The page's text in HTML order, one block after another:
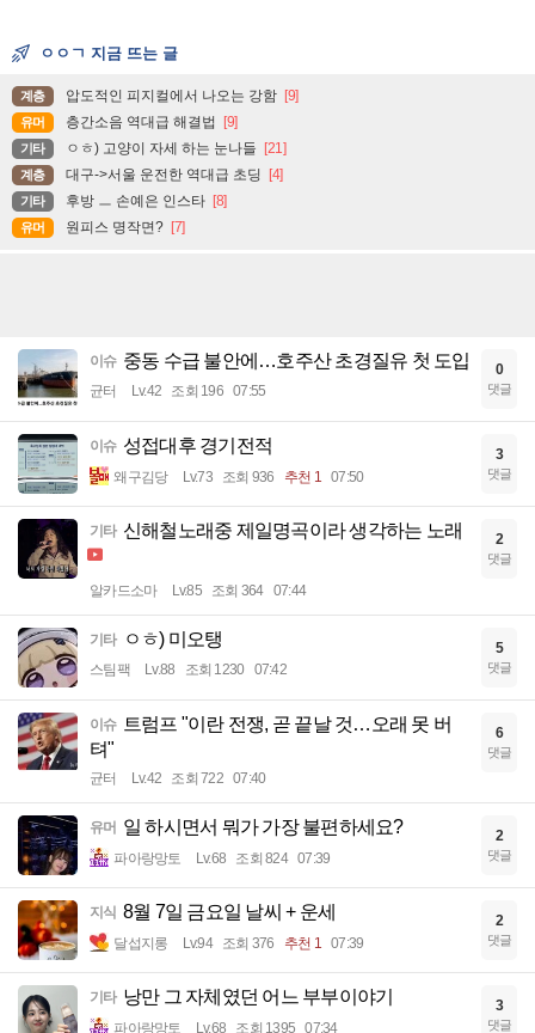
ㅇㅇㄱ 지금 뜨는 글
계층 압도적인 피지컬에서 나오는 강함 [9]
유머 층간소음 역대급 해결법 [9]
기타 ㅇㅎ) 고양이 자세 하는 눈나들 [21]
계층 대구->서울 운전한 역대급 초딩 [4]
기타 후방 ㅡ 손예은 인스타 [8]
유머 원피스 명작면? [7]
이슈 중동 수급 불안에…호주산 초경질유 첫 도입
균터 Lv.42 조회 196 07:55
0
댓글
이슈 성접대후 경기전적
왜구김당 Lv.73 조회 936 추천 1 07:50
3
댓글
기타 신해철노래중 제일명곡이라 생각하는 노래
알카드소마 Lv.85 조회 364 07:44
2
댓글
기타 ㅇㅎ) 미오탱
스팀팩 Lv.88 조회 1230 07:42
5
댓글
이슈
트럼프 "이란 전쟁, 곧 끝날 것…오래 못 버
텨"
균터 Lv.42 조회 722 07:40
6
댓글
유머 일 하시면서 뭐가 가장 불편하세요?
파아랑망토 Lv.68 조회 824 07:39
2
댓글
지식 8월 7일 금요일 날씨 + 운세
달섭지롱 Lv.94 조회 376 추천 1 07:39
2
댓글
기타 낭만 그 자체였던 어느 부부이야기
파아랑망토 Lv.68 조회 1395 07:34
3
댓글